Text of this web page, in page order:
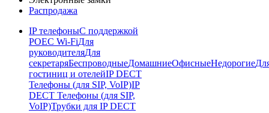
Распродажа
IP телефоныС поддержкой
POEC Wi-FiДля
руководителяДля
секретаряБеспроводныеДомашниеОфисныеНедорогие
гостиниц и отелейIP DECT
Телефоны (для SIP, VoIP)IP
DECT Телефоны (для SIP,
VoIP)Трубки для IP DECT